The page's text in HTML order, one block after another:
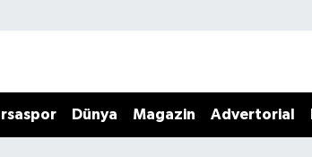
Dünya Magazin Advertorial